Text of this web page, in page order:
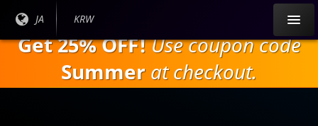
へ
キ
現在
語：
JA
現在の
KRW
Get 25% OFF!Use coupon code
Summer at checkout.